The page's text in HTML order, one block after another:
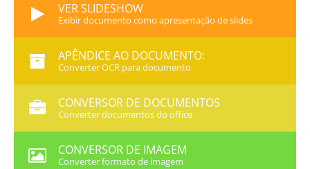
VER SLIDESHOW
Exibir documento como apresentação de slides
APÊNDICE AO DOCUMENTO:
Converter OCR para documento
CONVERSOR DE DOCUMENTOS
Converter documentos do office
CONVERSOR DE IMAGEM
Converter formato de imagem